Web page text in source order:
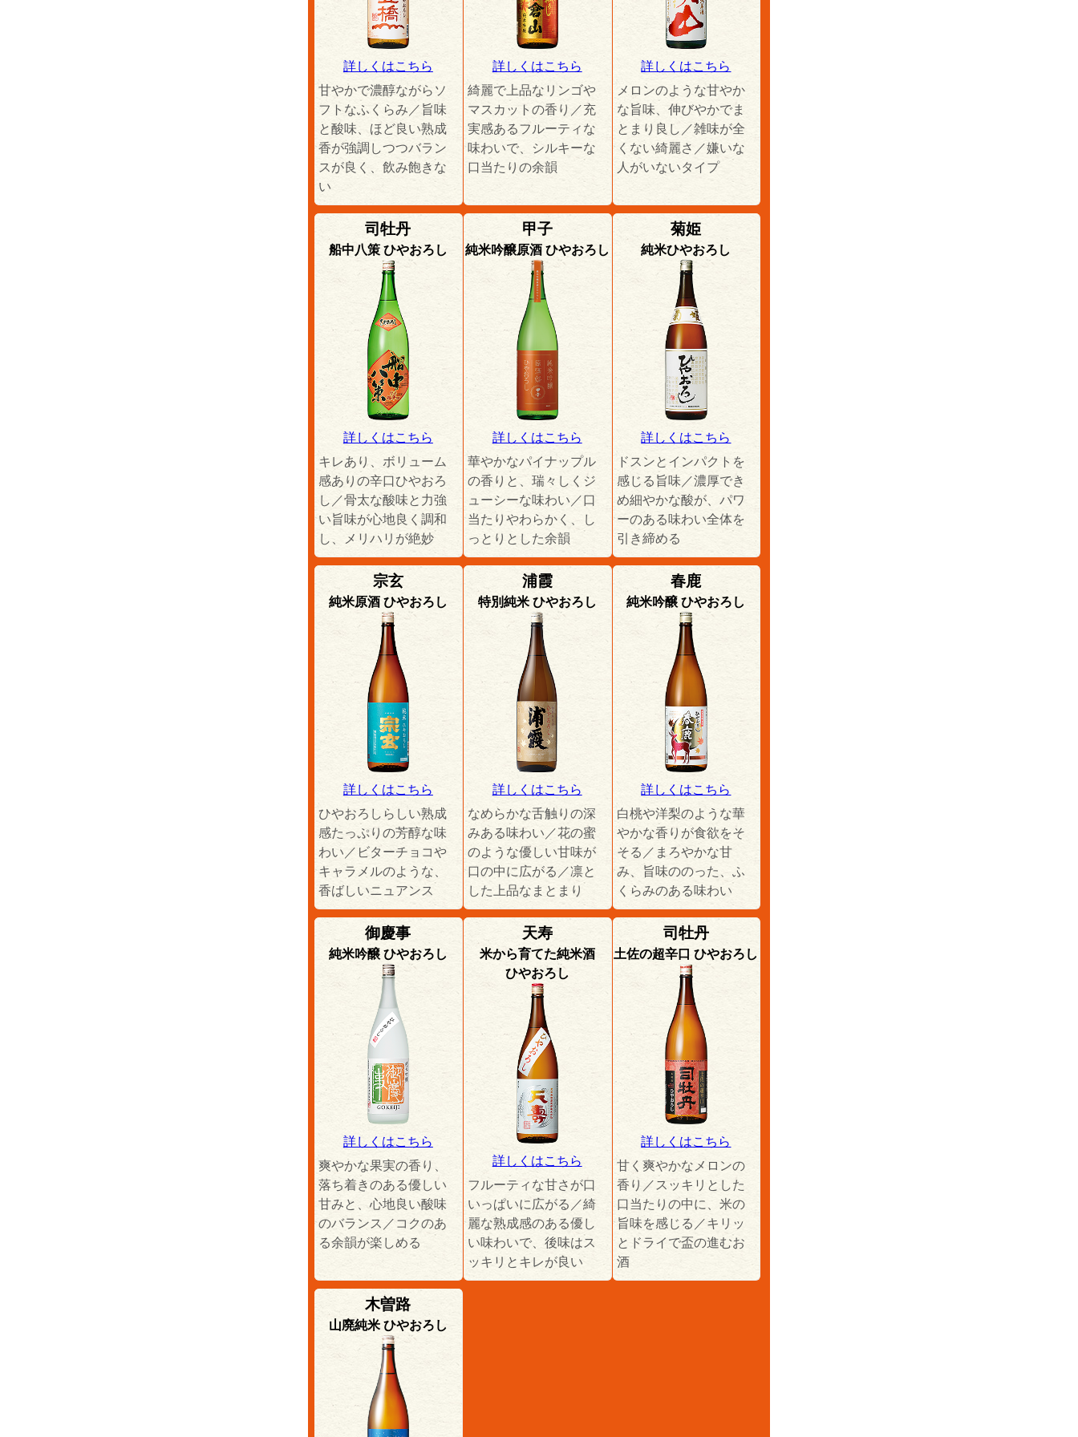
詳しくはこちら
甘やかで濃醇ながらソ
フトなふくらみ／旨味
と酸味、ほど良い熟成
香が強調しつつバラン
スが良く、飲み飽きな
い
詳しくはこちら
綺麗で上品なリンゴや
マスカットの香り／充
実感あるフルーティな
味わいで、シルキーな
口当たりの余韻
詳しくはこちら
メロンのような甘やか
な旨味、伸びやかでま
とまり良し／雑味が全
くない綺麗さ／嫌いな
人がいないタイプ
司牡丹
船中八策 ひやおろし
詳しくはこちら
キレあり、ボリューム
感ありの辛口ひやおろ
し／骨太な酸味と力強
い旨味が心地良く調和
し、メリハリが絶妙
甲子
純米吟醸原酒 ひやおろし
詳しくはこちら
華やかなパイナップル
の香りと、瑞々しくジ
ューシーな味わい／口
当たりやわらかく、し
っとりとした余韻
菊姫
純米ひやおろし
詳しくはこちら
ドスンとインパクトを
感じる旨味／濃厚でき
め細やかな酸が、パワ
ーのある味わい全体を
引き締める
宗玄
純米原酒 ひやおろし
詳しくはこちら
ひやおろしらしい熟成
感たっぷりの芳醇な味
わい／ビターチョコや
キャラメルのような、
香ばしいニュアンス
浦霞
特別純米 ひやおろし
詳しくはこちら
なめらかな舌触りの深
みある味わい／花の蜜
のような優しい甘味が
口の中に広がる／凛と
した上品なまとまり
春鹿
純米吟醸 ひやおろし
詳しくはこちら
白桃や洋梨のような華
やかな香りが食欲をそ
そる／まろやかな甘
み、旨味ののった、ふ
くらみのある味わい
御慶事
純米吟醸 ひやおろし
詳しくはこちら
爽やかな果実の香り、
落ち着きのある優しい
甘みと、心地良い酸味
のバランス／コクのあ
る余韻が楽しめる
天寿
米から育てた純米酒
ひやおろし
詳しくはこちら
フルーティな甘さが口
いっぱいに広がる／綺
麗な熟成感のある優し
い味わいで、後味はス
ッキリとキレが良い
司牡丹
土佐の超辛口 ひやおろし
詳しくはこちら
甘く爽やかなメロンの
香り／スッキリとした
口当たりの中に、米の
旨味を感じる／キリッ
とドライで盃の進むお
酒
木曽路
山廃純米 ひやおろし